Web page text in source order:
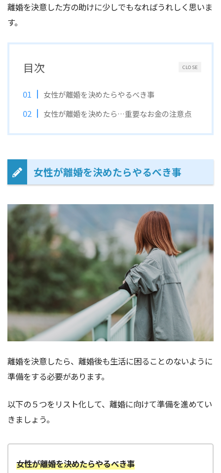
離婚を決意した方の助けに少しでもなればうれしく思いま
す。
CLOSE
目次
女性が離婚を決めたらやるべき事
女性が離婚を決めたら…重要なお金の注意点
女性が離婚を決めたらやるべき事
離婚を決意したら、離婚後も生活に困ることのないように
準備をする必要があります。
以下の５つをリスト化して、離婚に向けて準備を進めてい
きましょう。
女性が離婚を決めたらやるべき事